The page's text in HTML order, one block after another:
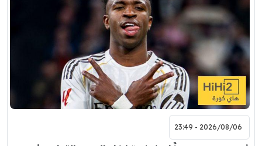
2026/08/06 - 23:49